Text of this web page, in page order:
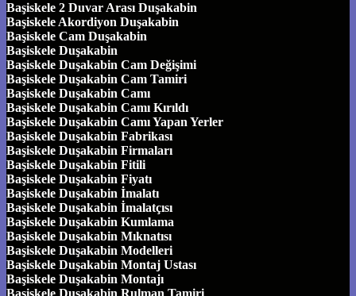
Başiskele 2 Duvar Arası Duşakabin
Başiskele Akordiyon Duşakabin
Başiskele Cam Duşakabin
Başiskele Duşakabin
Başiskele Duşakabin Cam Değişimi
Başiskele Duşakabin Cam Tamiri
Başiskele Duşakabin Camı
Başiskele Duşakabin Camı Kırıldı
Başiskele Duşakabin Camı Yapan Yerler
Başiskele Duşakabin Fabrikası
Başiskele Duşakabin Firmaları
Başiskele Duşakabin Fitili
Başiskele Duşakabin Fiyatı
Başiskele Duşakabin İmalatı
Başiskele Duşakabin İmalatçısı
Başiskele Duşakabin Kumlama
Başiskele Duşakabin Mıknatısı
Başiskele Duşakabin Modelleri
Başiskele Duşakabin Montaj Ustası
Başiskele Duşakabin Montajı